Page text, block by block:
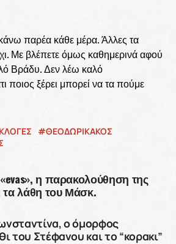
παρέα κάθε μέρα. Άλλες τα
Με βλέπετε όμως καθημερινά αφού
Βράδυ. Δεν λέω καλό
ποιος ξέρει μπορεί να τα πούμε
ΘΕΟΔΩΡΙΚΑΚΟΣ
η παρακολούθηση της
τα λάθη του Μάσκ.
ο όμορφος
του Στέφανου και το “κορακι”